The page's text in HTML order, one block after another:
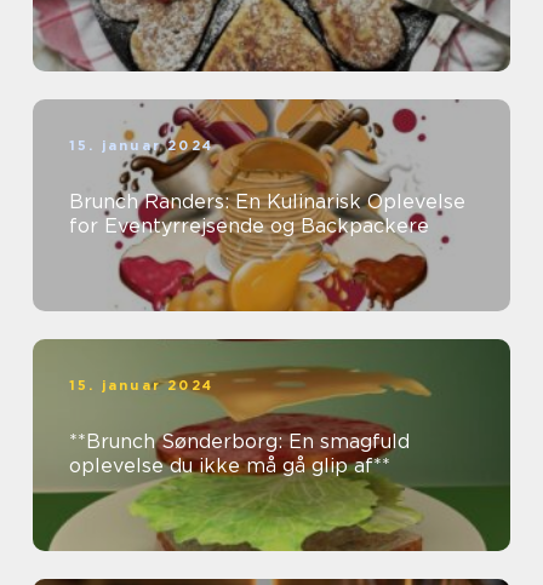
15. januar 2024
Brunch Randers: En Kulinarisk Oplevelse
for Eventyrrejsende og Backpackere
15. januar 2024
**Brunch Sønderborg: En smagfuld
oplevelse du ikke må gå glip af**